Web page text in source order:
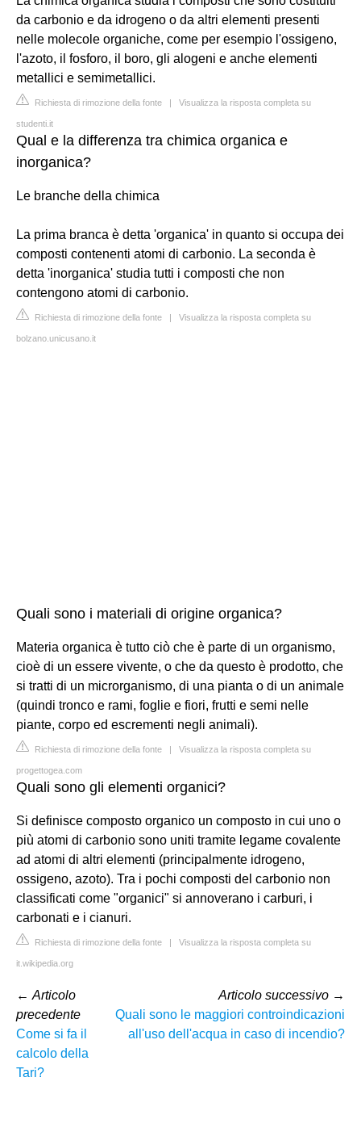
da carbonio e da idrogeno o da altri elementi presenti
nelle molecole organiche, come per esempio l'ossigeno,
l'azoto, il fosforo, il boro, gli alogeni e anche elementi
metallici e semimetallici.
Richiesta di rimozione della fonte | Visualizza la risposta completa su
studenti.it
Qual e la differenza tra chimica organica e
inorganica?
Le branche della chimica
La prima branca è detta 'organica' in quanto si occupa dei
composti contenenti atomi di carbonio. La seconda è
detta 'inorganica' studia tutti i composti che non
contengono atomi di carbonio.
Richiesta di rimozione della fonte | Visualizza la risposta completa su
bolzano.unicusano.it
Quali sono i materiali di origine organica?
Materia organica è tutto ciò che è parte di un organismo,
cioè di un essere vivente, o che da questo è prodotto, che
si tratti di un microrganismo, di una pianta o di un animale
(quindi tronco e rami, foglie e fiori, frutti e semi nelle
piante, corpo ed escrementi negli animali).
Richiesta di rimozione della fonte | Visualizza la risposta completa su
progettogea.com
Quali sono gli elementi organici?
Si definisce composto organico un composto in cui uno o
più atomi di carbonio sono uniti tramite legame covalente
ad atomi di altri elementi (principalmente idrogeno,
ossigeno, azoto). Tra i pochi composti del carbonio non
classificati come "organici" si annoverano i carburi, i
carbonati e i cianuri.
Richiesta di rimozione della fonte | Visualizza la risposta completa su
it.wikipedia.org
← Articolo
precedente
Come si fa il
calcolo della
Tari?
Articolo successivo →
Quali sono le maggiori controindicazioni
all'uso dell'acqua in caso di incendio?